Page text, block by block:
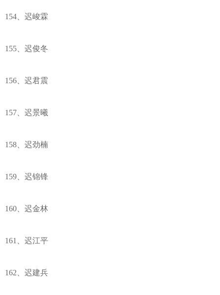
154、迟峻霖
155、迟俊冬
156、迟君震
157、迟景曦
158、迟劲楠
159、迟锦锋
160、迟金林
161、迟江平
162、迟建兵